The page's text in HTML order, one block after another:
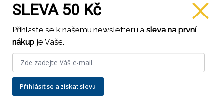
Přijímáme on-line
platby
Sledujte nás
SLEVA 50 Kč
Přihlaste se k našemu newsletteru a sleva na první
nákup je Vaše.
Přihlásit se a získat slevu